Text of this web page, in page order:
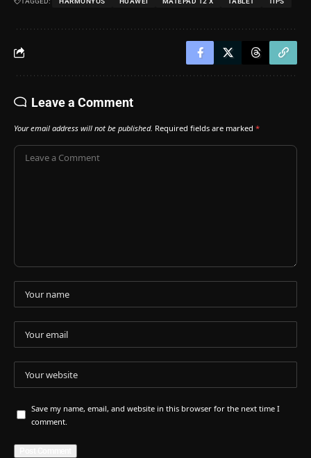
Leave a Comment
Your email address will not be published. Required fields are marked *
Save my name, email, and website in this browser for the next time I
comment.